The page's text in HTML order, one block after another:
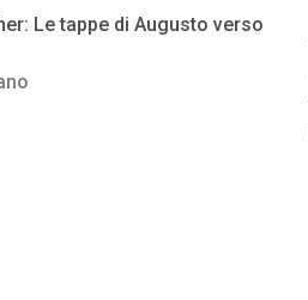
Le tappe di Augusto verso